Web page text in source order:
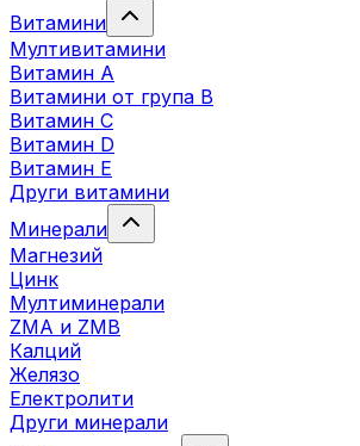
Витамини
Мултивитамини
Витамин А
Витамини от група B
Витамин C
Витамин D
Витамин E
Други витамини
Минерали
Магнезий
Цинк
Мултиминерали
ZMA и ZMB
Калций
Желязо
Електролити
Други минерали